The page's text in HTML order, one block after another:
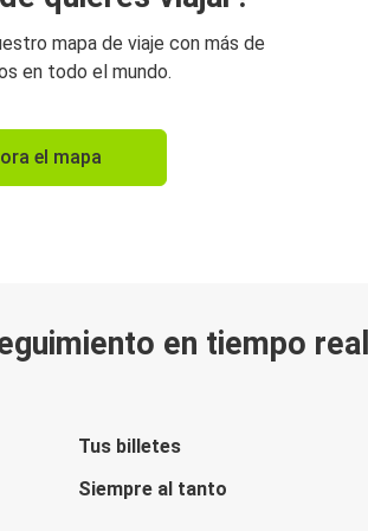
mapa de viaje con más de
en todo el mundo.
el mapa
en tiempo real
Tus billetes
Siempre al tanto